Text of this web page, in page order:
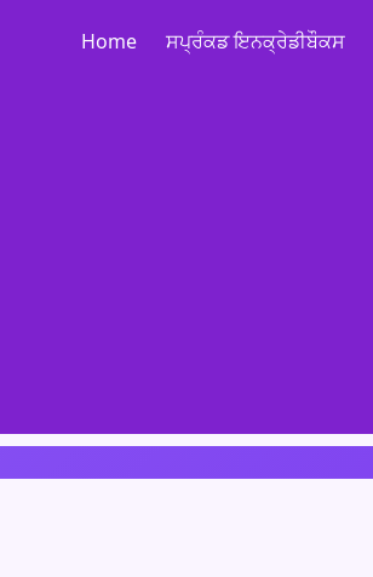
Home ਸਪ੍ਰੰਕਡ ਇਨਕ੍ਰੇਡੀਬੌਕਸ